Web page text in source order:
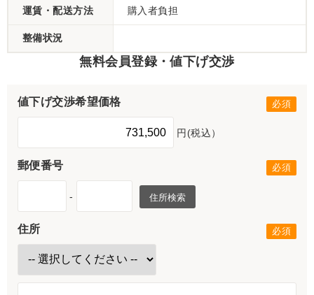
運賃・配送方法 購入者負担
整備状況
無料会員登録・値下げ交渉
値下げ交渉希望価格
円(税込）
郵便番号
- 住所検索
住所